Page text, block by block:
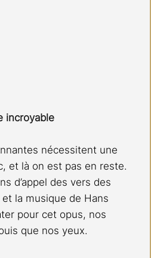
incroyable
nécessitent une
et là on est pas en reste.
d’appel des vers des
la musique de Hans
pour cet opus, nos
que nos yeux.